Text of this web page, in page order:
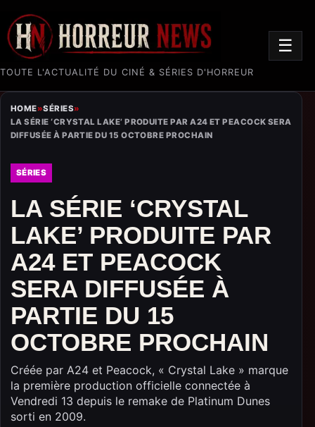
TOUTE L'ACTUALITÉ DU CINÉ & SÉRIES D'HORREUR
☰
HOME»SÉRIES»
LA SÉRIE ‘CRYSTAL LAKE’ PRODUITE PAR A24 ET PEACOCK SERA
DIFFUSÉE À PARTIE DU 15 OCTOBRE PROCHAIN
SÉRIES
LA SÉRIE ‘CRYSTAL
LAKE’ PRODUITE PAR
A24 ET PEACOCK
SERA DIFFUSÉE À
PARTIE DU 15
OCTOBRE PROCHAIN
Créée par A24 et Peacock, « Crystal Lake » marque
la première production officielle connectée à
Vendredi 13 depuis le remake de Platinum Dunes
sorti en 2009.